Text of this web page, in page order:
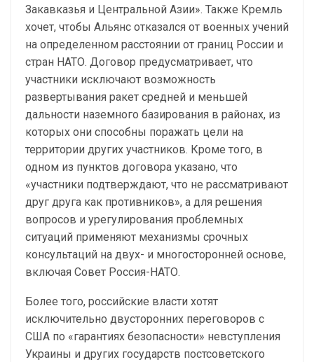
Закавказья и Центральной Азии». Также Кремль
хочет, чтобы Альянс отказался от военных учений
на определенном расстоянии от границ России и
стран НАТО. Договор предусматривает, что
участники исключают возможность
развертывания ракет средней и меньшей
дальности наземного базирования в районах, из
которых они способны поражать цели на
территории других участников. Кроме того, в
одном из пунктов договора указано, что
«участники подтверждают, что не рассматривают
друг друга как противников», а для решения
вопросов и урегулирования проблемных
ситуаций применяют механизмы срочных
консультаций на двух- и многосторонней основе,
включая Совет Россия-НАТО.
Более того, российские власти хотят
исключительно двусторонних переговоров с
США по «гарантиях безопасности» невступления
Украины и других государств постсоветского